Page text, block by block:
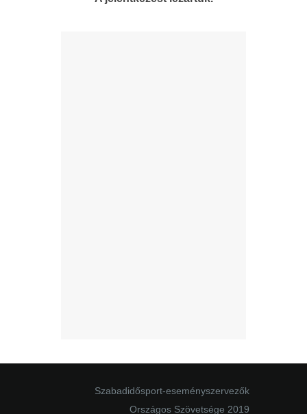
Szabadidősport-eseményszervezők
Országos Szövetsége 2019